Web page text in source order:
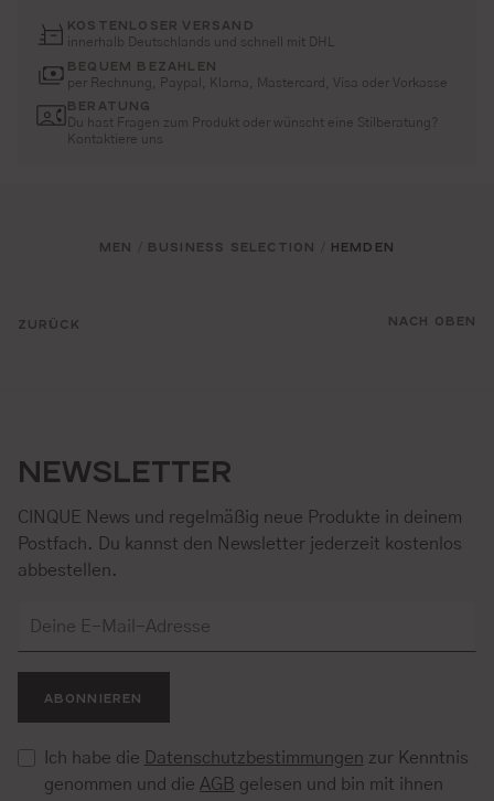
KOSTENLOSER VERSAND
innerhalb Deutschlands und schnell mit DHL
BEQUEM BEZAHLEN
per Rechnung, Paypal, Klarna, Mastercard, Visa oder Vorkasse
BERATUNG
Du hast Fragen zum Produkt oder wünscht eine Stilberatung?
Kontaktiere uns
ZURÜCK
MEN BUSINESS SELECTION HEMDEN
NACH OBEN
NEWSLETTER
CINQUE News und regelmäßig neue Produkte in deinem
Postfach. Du kannst den Newsletter jederzeit kostenlos
abbestellen.
ABONNIEREN
Ich habe die Datenschutzbestimmungen zur Kenntnis
genommen und die AGB gelesen und bin mit ihnen